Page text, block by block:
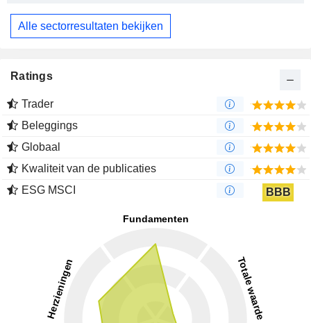
Alle sectorresultaten bekijken
Ratings
Trader
Beleggings
Globaal
Kwaliteit van de publicaties
ESG MSCI
BBB